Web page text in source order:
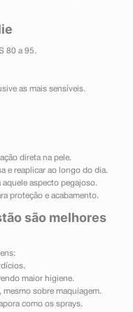
80 a 95.
as mais sensíveis.
direta na pele.
e reaplicar ao longo do dia.
aquele aspecto pegajoso.
proteção e acabamento.
são melhores
maior higiene.
sobre maquiagem.
como os sprays.